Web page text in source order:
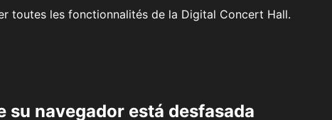
toutes les fonctionnalités de la Digital Concert Hall.
su navegador está desfasada